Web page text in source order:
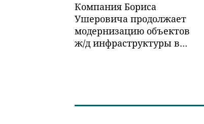
Компания Бориса
Ушеровича продолжает
модернизацию объектов
ж/д инфраструктуры в